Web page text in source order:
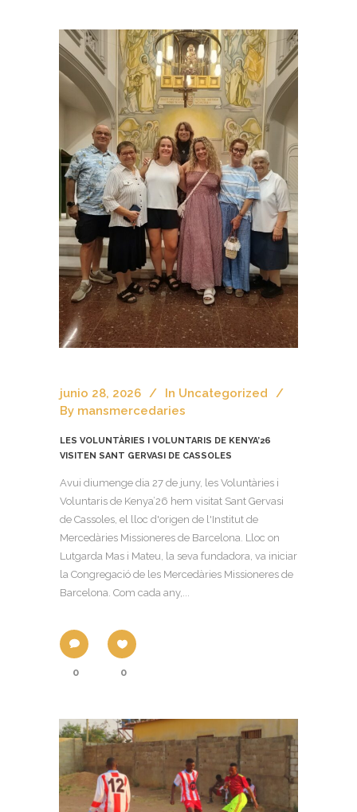
junio 28, 2026 In Uncategorized
By mansmercedaries
LES VOLUNTÀRIES I VOLUNTARIS DE KENYA’26
VISITEN SANT GERVASI DE CASSOLES
Avui diumenge dia 27 de juny, les Voluntàries i
Voluntaris de Kenya’26 hem visitat Sant Gervasi
de Cassoles, el lloc d'origen de l'Institut de
Mercedàries Missioneres de Barcelona. Lloc on
Lutgarda Mas i Mateu, la seva fundadora, va iniciar
la Congregació de les Mercedàries Missioneres de
Barcelona. Com cada any,...
0 0